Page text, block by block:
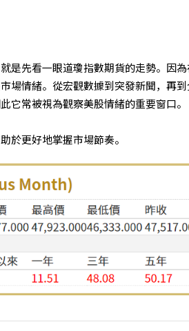
是先看一眼道瓊指數期貨的走勢。因
場情緒。從宏觀數據到突發新聞，再
它常被視為觀察美股情緒的重要窗口。
於更好地掌握市場節奏。